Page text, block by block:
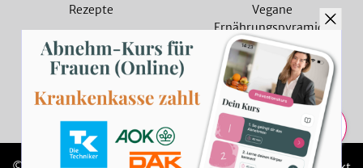
Teilen
Rezepte
Magazin
Sammlungen
Rezept Suche
Vegane
Ernährungspyramide
Vegane Rezepte
Vegetarische Rezepte